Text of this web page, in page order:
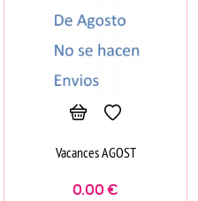
Vacances AGOST
0.00€